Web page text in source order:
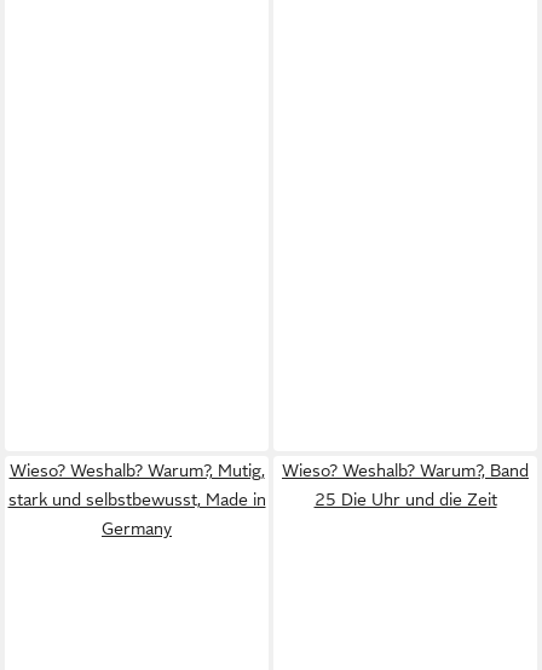
Wieso? Weshalb? Warum?, Mutig,
stark und selbstbewusst, Made in
Germany
Wieso? Weshalb? Warum?, Band
25 Die Uhr und die Zeit